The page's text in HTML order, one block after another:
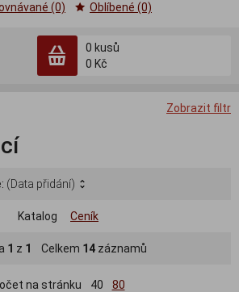
0 kusů
0 Kč
(0)
Oblíbené (0)
Zobrazit filtr
(Data přidání)
Katalog Ceník
1 z 1 Celkem 14 záznamů
na stránku 40 80